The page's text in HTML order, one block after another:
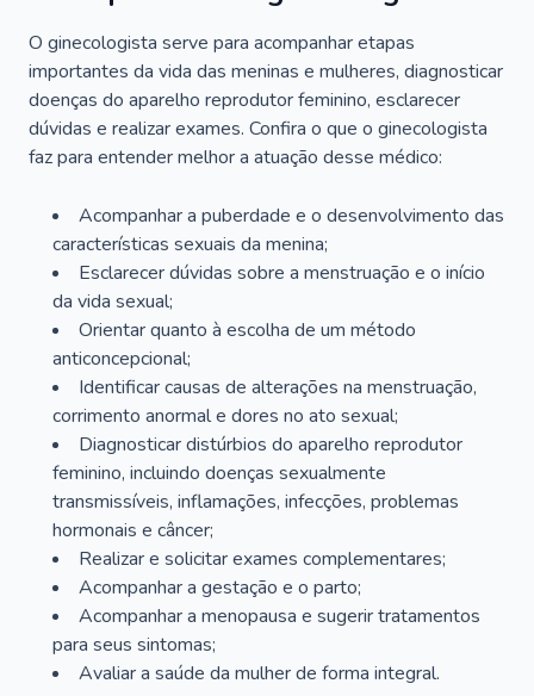
O ginecologista serve para acompanhar etapas
importantes da vida das meninas e mulheres, diagnosticar
doenças do aparelho reprodutor feminino, esclarecer
dúvidas e realizar exames. Confira o que o ginecologista
faz para entender melhor a atuação desse médico:
Acompanhar a puberdade e o desenvolvimento das
características sexuais da menina;
Esclarecer dúvidas sobre a menstruação e o início
da vida sexual;
Orientar quanto à escolha de um método
anticoncepcional;
Identificar causas de alterações na menstruação,
corrimento anormal e dores no ato sexual;
Diagnosticar distúrbios do aparelho reprodutor
feminino, incluindo doenças sexualmente
transmissíveis, inflamações, infecções, problemas
hormonais e câncer;
Realizar e solicitar exames complementares;
Acompanhar a gestação e o parto;
Acompanhar a menopausa e sugerir tratamentos
para seus sintomas;
Avaliar a saúde da mulher de forma integral.